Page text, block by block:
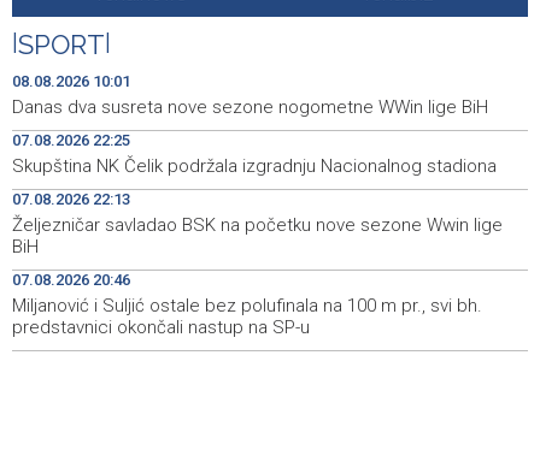
City film festu u Niškoj Banji
11:16
Zračna luka Split rekordna u Hrvatskoj sa 770 tisuća
putnika u srpnju
Svečani doček Zelenskog u Beogradu, u fokusu
razgovora odnosi Srbije i Ukrajine
10:54
U ŽZH brojne vatrogasne intervencije, najveći požar u
Kongori
10:35
infuzija za organizam tokom vrućina
10:08
Obustavljen saobraćaj na magistralnoj cesti Stolac-
Neum, kod mjesta Udora, zbog nezgode
SPORT
08.08.2026 10:01
Danas dva susreta nove sezone nogometne WWin lige BiH
07.08.2026 22:25
Skupština NK Čelik podržala izgradnju Nacionalnog stadiona
07.08.2026 22:13
Željezničar savladao BSK na početku nove sezone Wwin lige
BiH
07.08.2026 20:46
Miljanović i Suljić ostale bez polufinala na 100 m pr., svi bh.
predstavnici okončali nastup na SP-u